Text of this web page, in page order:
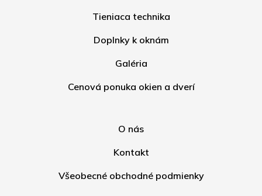
Tieniaca technika
Doplnky k oknám
Galéria
Cenová ponuka okien a dverí
O nás
Kontakt
Všeobecné obchodné podmienky